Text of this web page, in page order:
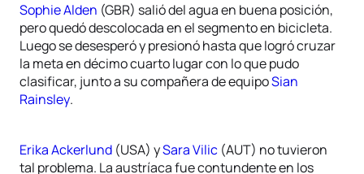
Sophie Alden (GBR) salió del agua en buena posición,
pero quedó descolocada en el segmento en bicicleta.
Luego se desesperó y presionó hasta que logró cruzar
la meta en décimo cuarto lugar con lo que pudo
clasificar, junto a su compañera de equipoSian
Rainsley.
Erika Ackerlund (USA) ySara Vilic (AUT) no tuvieron
tal problema. La austríaca fue contundente en los